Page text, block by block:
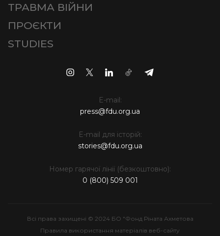
ТРАВМА ВІЙНИ
ПРОЄКТИ
STUDIES
E-mail:
press@fdu.org.ua
E-mail для історій:
stories@fdu.org.ua
Номер гарячої лінії (безкоштовно):
0 (800) 509 001
Всі права захищені © 2024 БО "Фонд Ріната Ахметова
Правила використання матеріалів веб-сайту